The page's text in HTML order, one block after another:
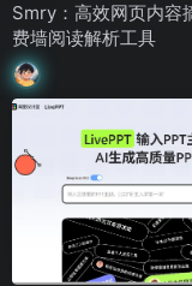
Smry：高效网页内容
费墙阅读解析工具